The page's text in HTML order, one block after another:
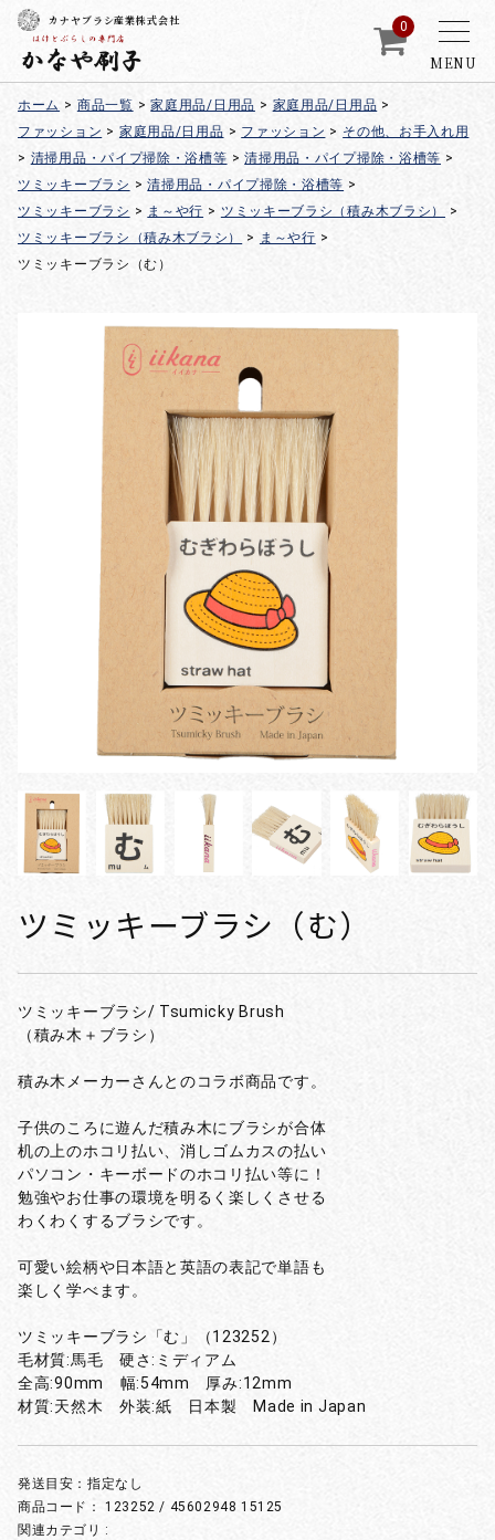
MENU
カナヤブラシ産業株式会社 0
ホーム > 商品一覧 > 家庭用品/日用品 > 家庭用品/日用品 >
ファッション > 家庭用品/日用品 > ファッション > その他、お手入れ用
> 清掃用品・パイプ掃除・浴槽等 > 清掃用品・パイプ掃除・浴槽等 >
ツミッキーブラシ > 清掃用品・パイプ掃除・浴槽等 >
ツミッキーブラシ > ま～や行 > ツミッキーブラシ（積み木ブラシ）
>
ツミッキーブラシ（積み木ブラシ）
> ま～や行 >
ツミッキーブラシ（む）
ツミッキーブラシ（む）
ツミッキーブラシ/ Tsumicky Brush
（積み木＋ブラシ）
積み木メーカーさんとのコラボ商品です。
子供のころに遊んだ積み木にブラシが合体
机の上のホコリ払い、消しゴムカスの払い
パソコン・キーボードのホコリ払い等に！
勉強やお仕事の環境を明るく楽しくさせる
わくわくするブラシです。
可愛い絵柄や日本語と英語の表記で単語も
楽しく学べます。
ツミッキーブラシ「む」（123252）
毛材質:馬毛 硬さ:ミディアム
全高:90mm 幅:54mm 厚み:12mm
材質:天然木 外装:紙 日本製 Made in Japan
発送目安：指定なし
商品コード：123252 / 45602948 15125
関連カテゴリ :